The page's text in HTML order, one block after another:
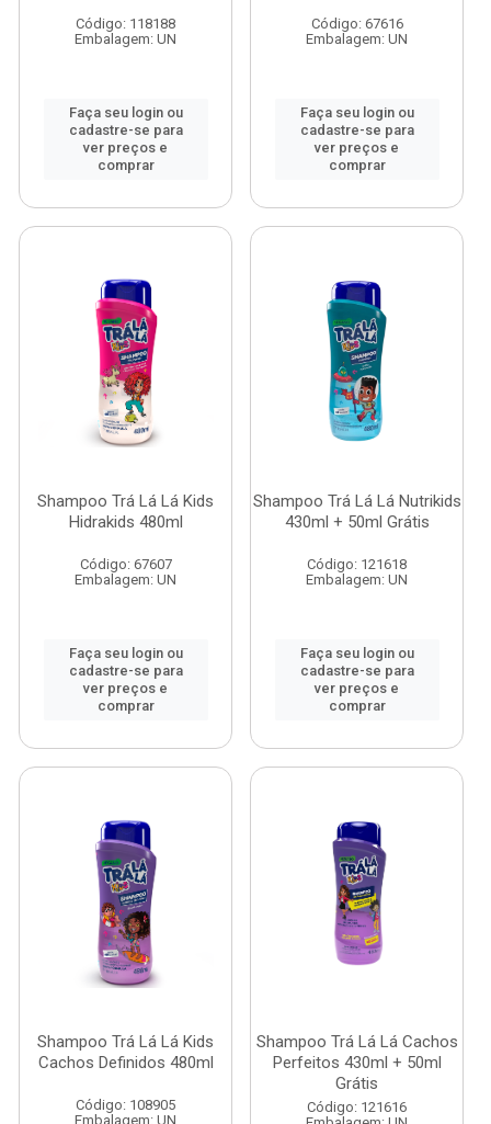
Código: 118188
Embalagem: UN
Faça seu login ou
cadastre-se para
ver preços e
comprar
Código: 67616
Embalagem: UN
Faça seu login ou
cadastre-se para
ver preços e
comprar
Shampoo Trá Lá Lá Kids
Hidrakids 480ml
Código: 67607
Embalagem: UN
Faça seu login ou
cadastre-se para
ver preços e
comprar
Shampoo Trá Lá Lá Nutrikids
430ml + 50ml Grátis
Código: 121618
Embalagem: UN
Faça seu login ou
cadastre-se para
ver preços e
comprar
Shampoo Trá Lá Lá Kids
Cachos Definidos 480ml
Código: 108905
Embalagem: UN
Shampoo Trá Lá Lá Cachos
Perfeitos 430ml + 50ml
Grátis
Código: 121616